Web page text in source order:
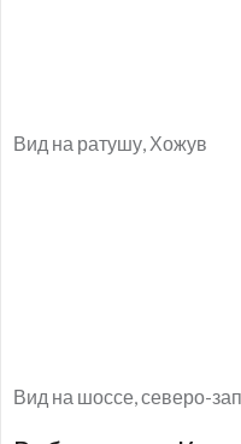
Вид на ратушу, Хожув
Вид на шоссе, северо-